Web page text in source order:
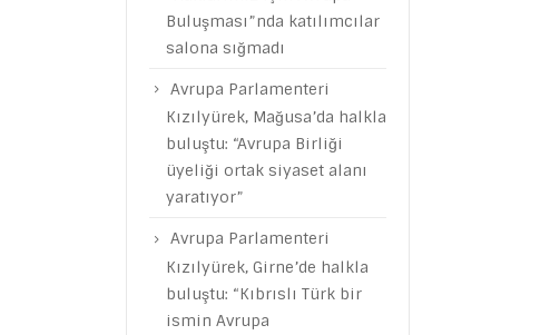
Buluşması”nda katılımcılar
salona sığmadı
Avrupa Parlamenteri
Kızılyürek, Mağusa’da halkla
buluştu: “Avrupa Birliği
üyeliği ortak siyaset alanı
yaratıyor”
Avrupa Parlamenteri
Kızılyürek, Girne’de halkla
buluştu: “Kıbrıslı Türk bir
ismin Avrupa